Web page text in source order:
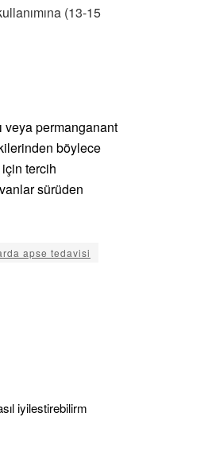
(13-15
veya permanganant
böylece
tercih
sürüden
apse tedavisi
iyilestirebilirm